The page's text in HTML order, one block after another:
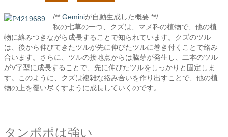
/** Geminiが自動生成した概要 **/
秋の七草の一つ、クズは、マメ科の植物で、他の植
物に絡みつきながら成長することで知られています。クズのツル
は、後から伸びてきたツルが先に伸びたツルに巻き付くことで絡み
合います。さらに、ツルの接地点からは脇芽が発生し、二本のツル
がV字型に成長することで、先に伸びたツルをしっかりと固定しま
す。このように、クズは複雑な絡み合いを作り出すことで、他の植
物の上を覆い尽くすように成長していくのです。
タンポポは強い